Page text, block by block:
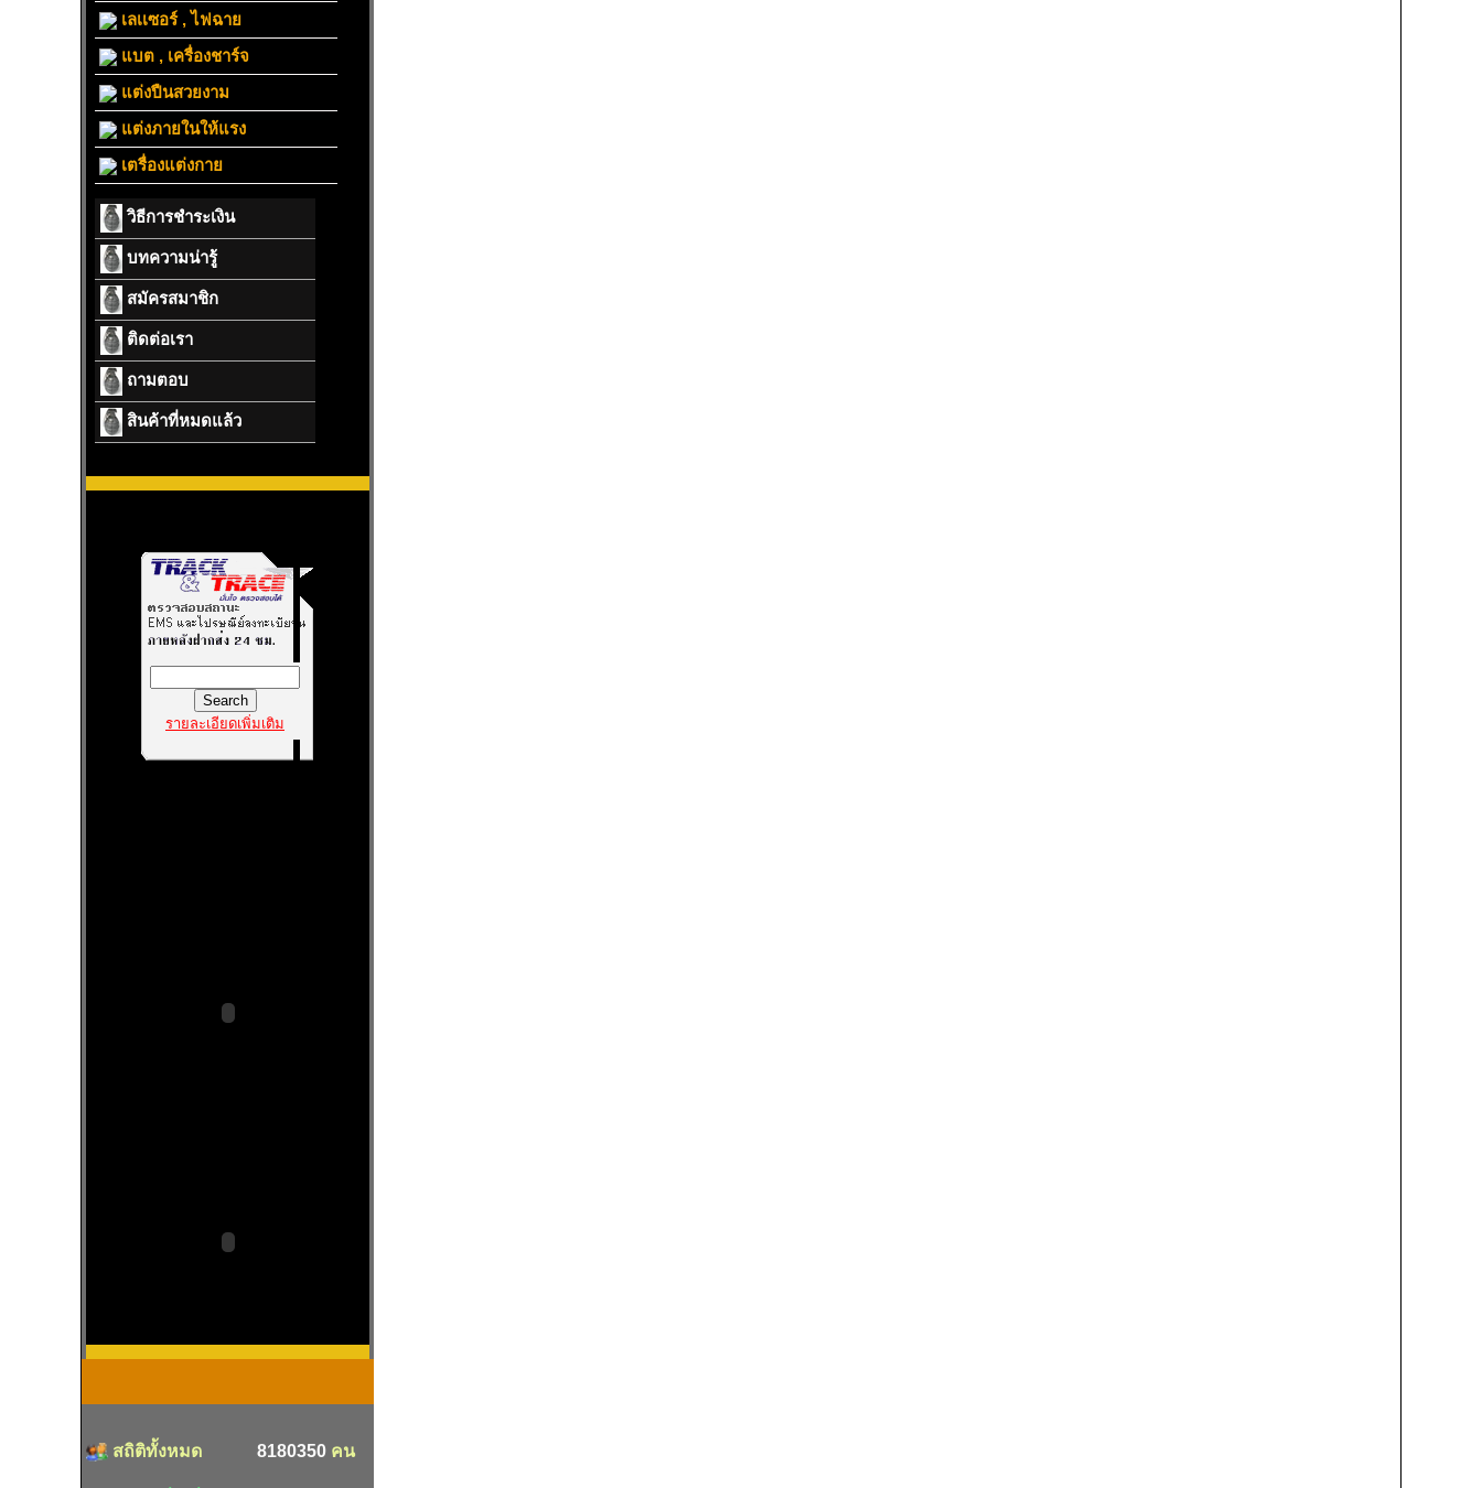
เลเเซอร์ , ไฟฉาย
แบต , เครื่องชาร์จ
แต่งปืนสวยงาม
แต่งภายในให้แรง
เตรื่องแต่งกาย
วิธีการชำระเงิน
บทความน่ารู้
สมัครสมาชิก
ติดต่อเรา
ถามตอบ
สินค้าที่หมดแล้ว
รายละเอียดเพิ่มเติม
สถิติทั้งหมด 8180350 คน